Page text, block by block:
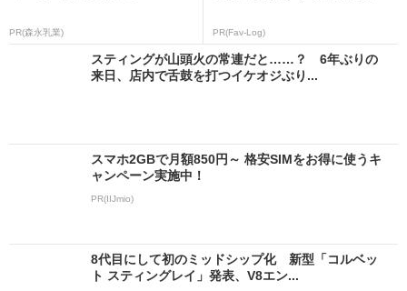
PR(森永乳業) PR(Fav-Log)
スティングが山頭火の常連だと……？ 6年ぶりの
来日、店内で舌鼓を打つイケオジぶり...
スマホ2GBで月額850円～ 格安SIMをお得に使うキ
ャンペーン実施中！
PR(IIJmio)
8代目にして初のミッドシップ化 新型「コルベッ
ト スティングレイ」発表、V8エン...